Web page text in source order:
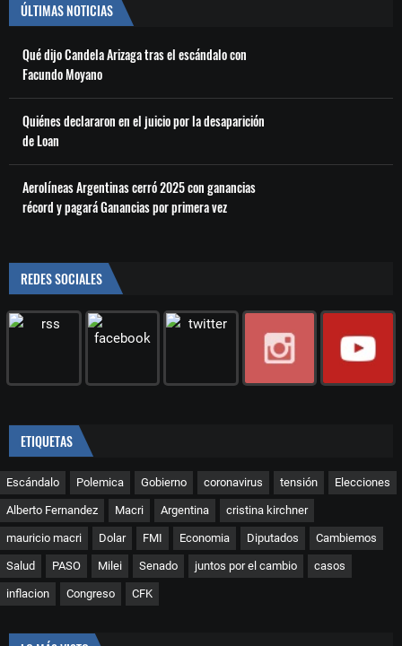
ÚLTIMAS NOTICIAS
Qué dijo Candela Arizaga tras el escándalo con
Facundo Moyano
Quiénes declararon en el juicio por la desaparición
de Loan
Aerolíneas Argentinas cerró 2025 con ganancias
récord y pagará Ganancias por primera vez
REDES SOCIALES
ETIQUETAS
Escándalo Polemica Gobierno coronavirus tensión Elecciones
Alberto Fernandez Macri Argentina cristina kirchner
mauricio macri Dolar FMI Economia Diputados Cambiemos
Salud PASO Milei Senado juntos por el cambio casos
inflacion Congreso CFK